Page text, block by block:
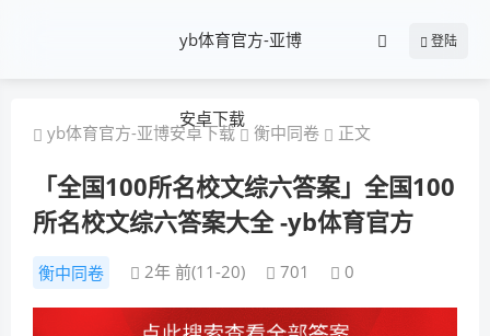
yb体育官方-亚博
安卓下载
登陆
yb体育官方-亚博安卓下载 衡中同卷 正文
「全国100所名校文综六答案」全国100
所名校文综六答案大全 -yb体育官方
衡中同卷 2年 前(11-20) 701 0